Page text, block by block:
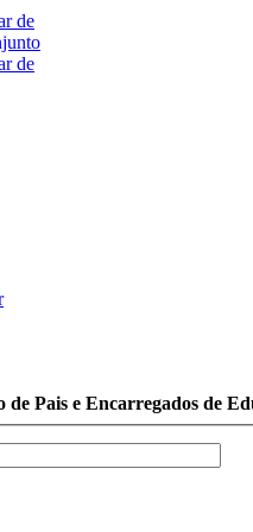
de
de
Pais e Encarregados de